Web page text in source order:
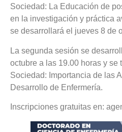
Sociedad: La Educación de
en la investigación y práctica
se desarrollará el jueves 8 de
La segunda sesión se
octubre a las 19.00 horas y se
Sociedad: Importancia de las
Desarrollo de Enfermería.
Inscripciones gratuitas en: